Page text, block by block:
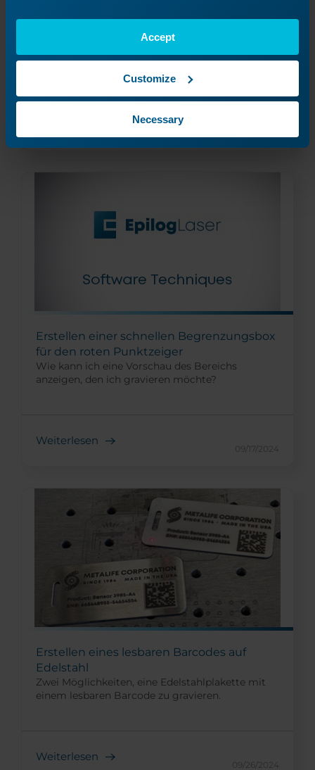
Accept
Customize
Necessary
Erstellen einer Applikation
erstellen?
Erstellen einer schnellen Begrenzungsbox
für den roten Punktzeiger
Wie kann ich eine Vorschau des Bereichs
anzeigen, den ich gravieren möchte?
Weiterlesen
09/17/2024
Erstellen eines lesbaren Barcodes auf
Edelstahl
Zwei Möglichkeiten, eine Edelstahlplakette mit
einem lesbaren Barcode zu gravieren.
Weiterlesen
09/26/2024